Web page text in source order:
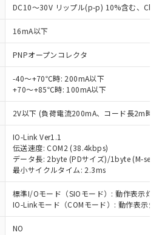
DC10～30V リップル(p-p) 10%含む、
16mA以下
PNPオープンコレクタ
-40～+70℃時: 200mA以下
+70～+85℃時: 100mA以下
2V以下 (負荷電流200mA、コード長2m時)
IO-Link Ver1.1
伝送速度: COM2 (38.4kbps)
データ長: 2byte (PDサイズ)/1byte (M-
最小サイクルタイム: 2.3ms
標準I/Oモード（SIOモード）: 動作表示灯(
IO-Linkモード（COMモード）: 動作表示
NO